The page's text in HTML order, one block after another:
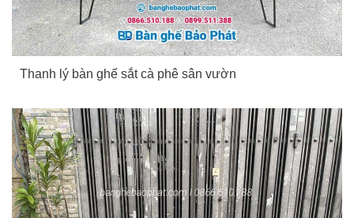
Thanh lý bàn ghế sắt cà phê sân vườn